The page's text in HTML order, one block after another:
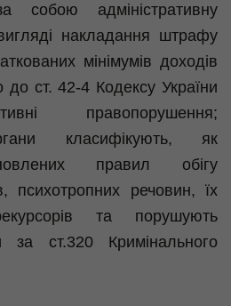
собою адміністративну
накладання штрафу
мінімумів доходів
до ст. 42-4 Кодексу України
правопорушення;
класифікують, як
правил обігу
психотропних речовин, їх
та порушують
за ст.320 Кримінального